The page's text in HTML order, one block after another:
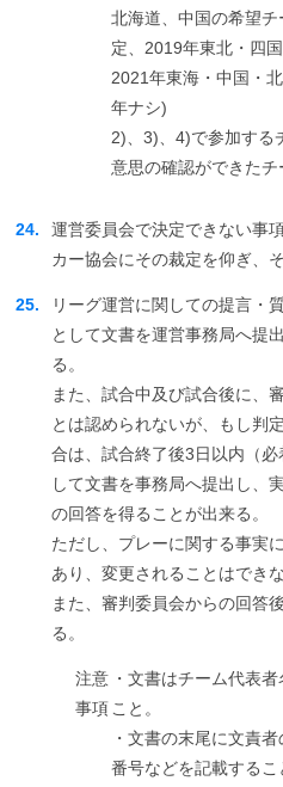
北海道、中国の希望
定、2019年東北・四
2021年東海・中国・
年ナシ)
2)、3)、4)で参加する
意思の確認ができたチ
24.
運営委員会で決定できない事
カー協会にその裁定を仰ぎ、
25.
リーグ運営に関しての提言・
として文書を運営事務局へ提
る。
また、試合中及び試合後に、
とは認められないが、もし判
合は、試合終了後3日以内（
して文書を事務局へ提出し、
の回答を得ることが出来る。
ただし、プレーに関する事実
あり、変更されることはでき
また、審判委員会からの回答
る。
注意
事項
・文書はチーム代表
こと。
・文書の末尾に文責
番号などを記載するこ